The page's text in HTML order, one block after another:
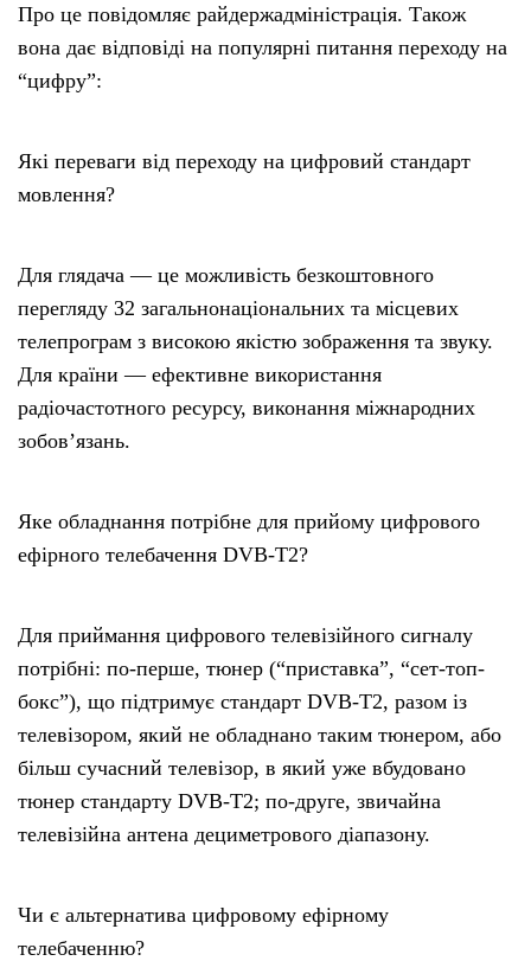
Про це повідомляє райдержадміністрація. Також
вона дає відповіді на популярні питання переходу на
“цифру”:
Які переваги від переходу на цифровий стандарт
мовлення?
Для глядача — це можливість безкоштовного
перегляду 32 загальнонаціональних та місцевих
телепрограм з високою якістю зображення та звуку.
Для країни — ефективне використання
радіочастотного ресурсу, виконання міжнародних
зобов’язань.
Яке обладнання потрібне для прийому цифрового
ефірного телебачення DVB-T2?
Для приймання цифрового телевізійного сигналу
потрібні: по-перше, тюнер (“приставка”, “сет-топ-
бокс”), що підтримує стандарт DVB-T2, разом із
телевізором, який не обладнано таким тюнером, або
більш сучасний телевізор, в який уже вбудовано
тюнер стандарту DVB-T2; по-друге, звичайна
телевізійна антена дециметрового діапазону.
Чи є альтернатива цифровому ефірному
телебаченню?